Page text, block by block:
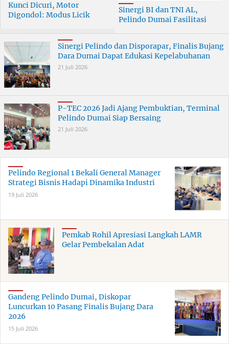
Kunci Dicuri, Motor
Digondol: Modus Licik
Terungkap
Sinergi BI dan TNI AL,
Pelindo Dumai Fasilitasi
Sinergi Pelindo dan Disporapar, Finalis Bujang
Dara Dumai Dapat Edukasi Kepelabuhanan
21 Juli 2026
P-TEC 2026 Jadi Ajang Pembuktian, Terminal
Pelindo Dumai Siap Bersaing
21 Juli 2026
Pelindo Regional 1 Bekali General Manager
Strategi Bisnis Hadapi Dinamika Industri
19 Juli 2026
Pemkab Rohil Apresiasi Langkah LAMR
Gelar Pembekalan Adat
Gandeng Pelindo Dumai, Diskopar
Luncurkan 10 Pasang Finalis Bujang Dara
2026
15 Juli 2026